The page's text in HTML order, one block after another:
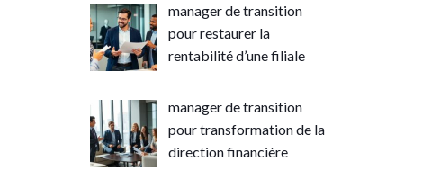
manager de transition
pour restaurer la
rentabilité d’une filiale
manager de transition
pour transformation de la
direction financière